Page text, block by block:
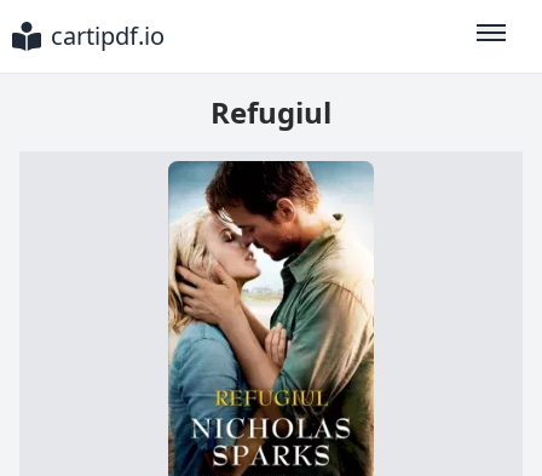
cartipdf.io
Refugiul